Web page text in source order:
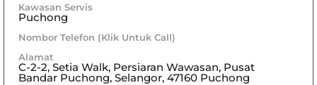
Kawasan Servis
Puchong
Nombor Telefon (Klik Untuk Call)
Alamat
C-2-2, Setia Walk, Persiaran Wawasan, Pusat
Bandar Puchong, Selangor, 47160 Puchong